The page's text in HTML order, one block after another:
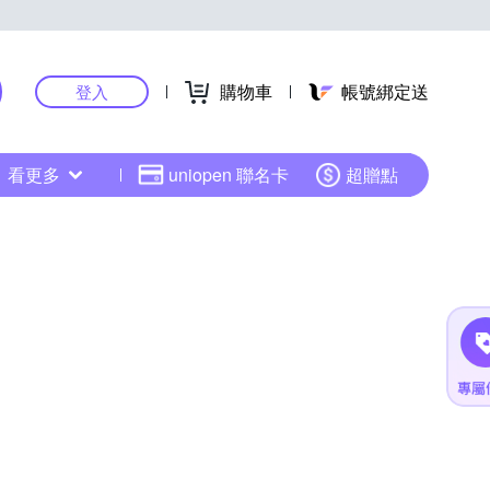
登入 購物車 帳號綁定送
看更多 uniopen 聯名卡 超贈點